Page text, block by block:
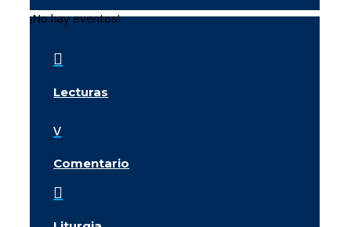
¡No hay eventos!

Lecturas
v
Comentario
